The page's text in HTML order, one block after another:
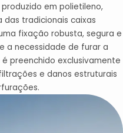
em polietileno,
tradicionais caixas
fixação robusta, segura e
a necessidade de furar a
preenchido exclusivamente
e danos estruturais